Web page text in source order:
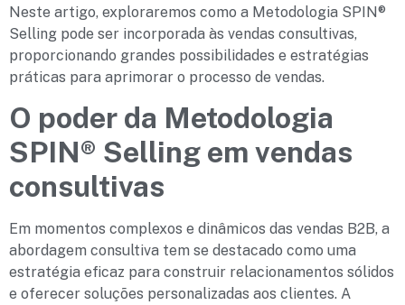
Neste artigo, exploraremos como a Metodologia SPIN®
Selling pode ser incorporada às vendas consultivas,
proporcionando grandes possibilidades e estratégias
práticas para aprimorar o processo de vendas.
O poder da Metodologia
SPIN® Selling em vendas
consultivas
Em momentos complexos e dinâmicos das vendas B2B, a
abordagem consultiva tem se destacado como uma
estratégia eficaz para construir relacionamentos sólidos
e oferecer soluções personalizadas aos clientes. A